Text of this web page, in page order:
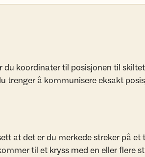
du koordinater til posisjonen til
trenger å kommunisere eksakt
at det er du merkede streker på et
til et kryss med en eller flere